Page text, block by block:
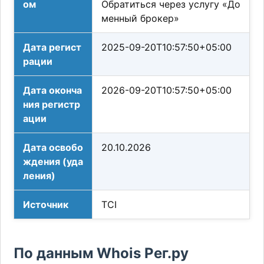
ом
Обратиться через услугу «До
менный брокер»
Дата регист
рации
2025-09-20T10:57:50+05:00
Дата оконча
ния регистр
ации
2026-09-20T10:57:50+05:00
Дата освобо
ждения (уда
ления)
20.10.2026
Источник TCI
По данным Whois Рег.ру